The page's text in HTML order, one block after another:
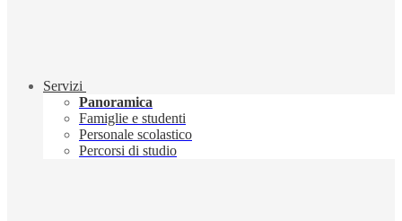
Servizi
Panoramica
Famiglie e studenti
Personale scolastico
Percorsi di studio